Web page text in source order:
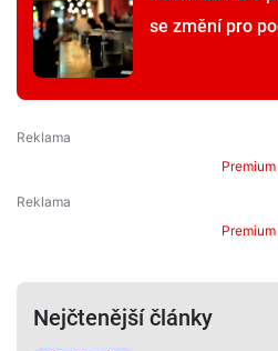
se změní pro
Premium
Premium
Nejčtenější články